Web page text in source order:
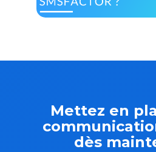
Mettez en
dès